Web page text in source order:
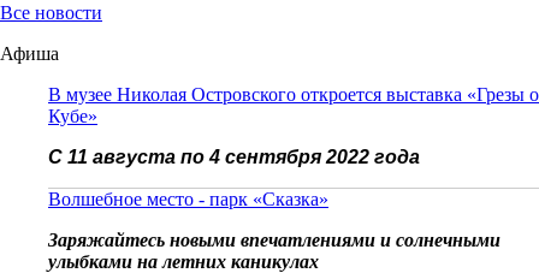
Все новости
Афиша
В музее Николая Островского откроется выставка «Грезы о
Кубе»
С 11 августа по 4 сентября 2022 года
Волшебное место - парк «Сказка»
Заряжайтесь новыми впечатлениями и солнечными
улыбками на летних каникулах